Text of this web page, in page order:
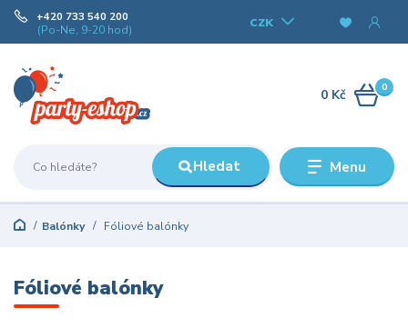
Menu
CZK
Hledat
+420 733 540 200
(Po-Ne, 9-20 hod)
0
0 Kč
Balónky Fóliové balónky
Fóliové balónky